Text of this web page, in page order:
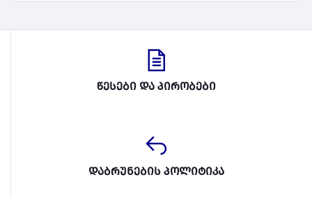
წესები და პირობები
დაბრუნების პოლიტიკა